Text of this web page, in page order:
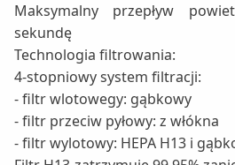
Maksymalny przepływ
sekundę
Technologia filtrowania:
4-stopniowy system filtracji:
- filtr wlotowegy: gąbkowy
- filtr przeciw pyłowy: z włókna
- filtr wylotowy: HEPA H13 i